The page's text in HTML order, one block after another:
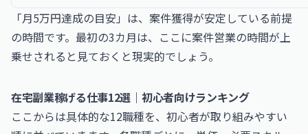
「月5万円達成の目安」は、案件獲得が安定している前提
の時間です。最初の3カ月は、ここに案件営業の時間が上
乗せされると見ておくと現実的でしょう。
在宅副業稼げる仕事12選｜初心者向けランキング
ここからは具体的な12職種を、初心者が取り組みやすい